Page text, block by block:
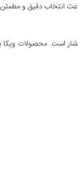
انتخاب دقیق و
است. محصولات